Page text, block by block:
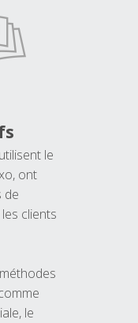
le
ont
de
clients
le